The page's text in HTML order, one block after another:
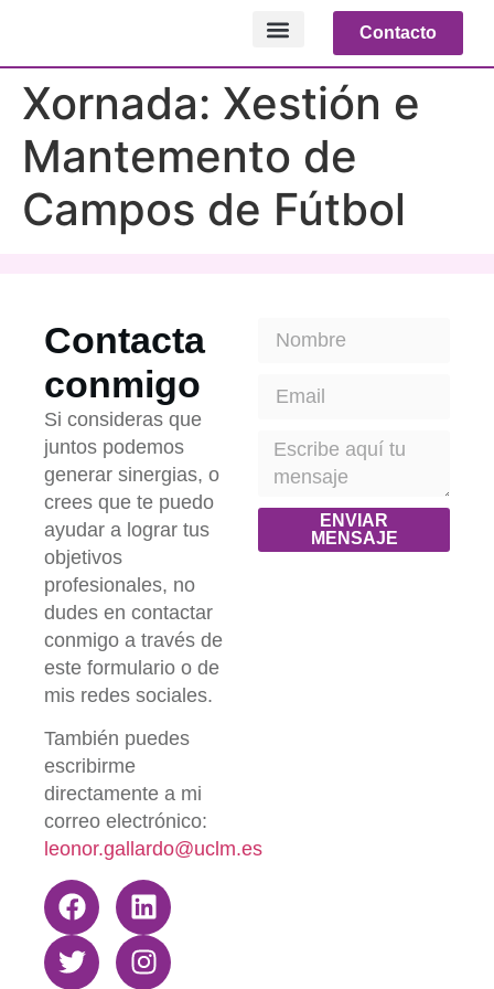
Contacto
Xornada: Xestión e
Mantemento de
Campos de Fútbol
Contacta
conmigo
Si consideras que
juntos podemos
generar sinergias, o
crees que te puedo
ayudar a lograr tus
objetivos
profesionales, no
dudes en contactar
conmigo a través de
este formulario o de
mis redes sociales.
También puedes
escribirme
directamente a mi
correo electrónico:
leonor.gallardo@uclm.es
ENVIAR
MENSAJE